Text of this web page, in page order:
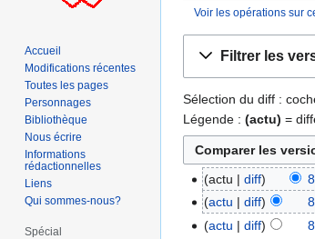
Voir les opérations sur
navigation
recherche
Filtrer les
Sélection du diff :
Légende : (actu) =
actu diff
actu
diff
actu
diff
Accueil
Modifications récentes
Toutes les pages
Personnages
Bibliothèque
Nous écrire
Informations
rédactionnelles
Liens
Qui sommes-nous?
Spécial